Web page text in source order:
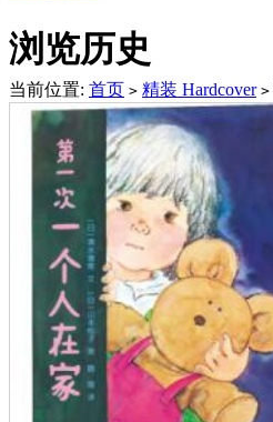
浏览历史
当前位置: 首页 > 精装 Hardcover >